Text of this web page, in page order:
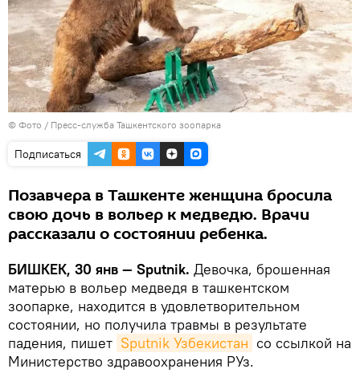
© Фото / Пресс-служба Ташкентского зоопарка
Подписаться
Позавчера в Ташкенте женщина бросила
свою дочь в вольер к медведю. Врачи
рассказали о состоянии ребенка.
БИШКЕК, 30 янв — Sputnik. Девочка, брошенная
матерью в вольер медведя в ташкентском
зоопарке, находится в удовлетворительном
состоянии, но получила травмы в результате
падения, пишет Sputnik Узбекистан со ссылкой на
Министерство здравоохранения РУз.